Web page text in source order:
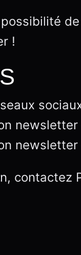
!
contactez